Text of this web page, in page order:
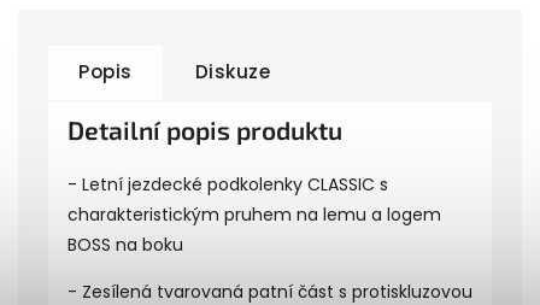
Popis Diskuze
Detailní popis produktu
- Letní jezdecké podkolenky CLASSIC s
charakteristickým pruhem na lemu a logem
BOSS na boku
- Zesílená tvarovaná patní část s protiskluzovou